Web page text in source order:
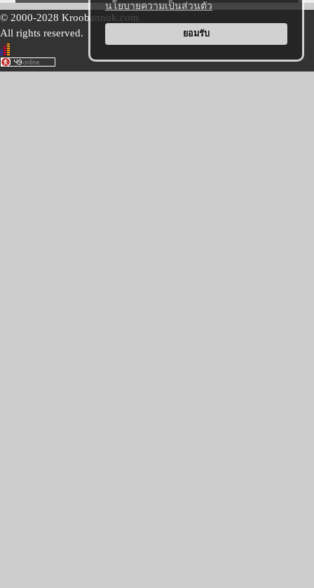
นโยบายความเป็นส่วนตัว
ยอมรับ
© 2000-2028 Kroobannok.com
All rights reserved.